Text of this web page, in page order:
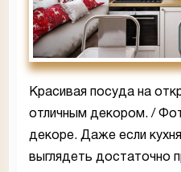
Красивая посуда на
отличным декором. /
декоре. Даже если
выглядеть достаточно